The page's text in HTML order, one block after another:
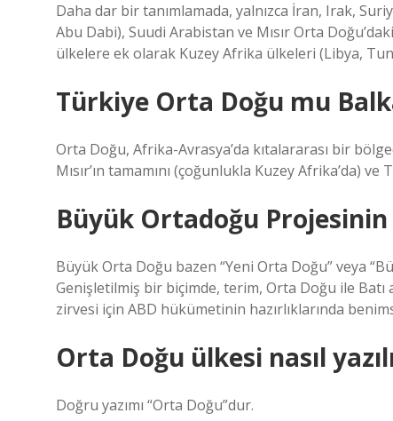
Daha dar bir tanımlamada, yalnızca İran, Irak,
Abu Dabi), Suudi Arabistan ve Mısır Orta
ülkelere ek olarak Kuzey Afrika ülkeleri (Libya,
Türkiye Orta Doğu mu
Orta Doğu, Afrika-Avrasya’da kıtalararası bir
Mısır’ın tamamını (çoğunlukla Kuzey Afrika’da)
Büyük Ortadoğu Projesinin
Büyük Orta Doğu bazen “Yeni Orta Doğu” veya
Genişletilmiş bir biçimde, terim, Orta Doğu ile Batı
zirvesi için ABD hükümetinin hazırlıklarında
Orta Doğu ülkesi nasıl
Doğru yazımı “Orta Doğu”dur.